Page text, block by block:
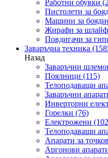
Работни обувки
Пистолети за
Машини за
Жирафи за
Повдигачи за
Заваръчна техника
Назад
Заваръчни
Поялници (115)
Телоподаващи
Заваръчни
Инверторни
Горелки (76)
Електрожени
Телоподаващи
Апарати за
Аргонови